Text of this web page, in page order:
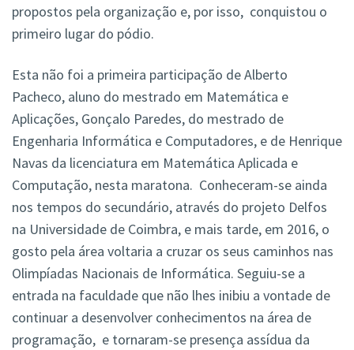
propostos pela organização e, por isso, conquistou o
primeiro lugar do pódio.
Esta não foi a primeira participação de Alberto
Pacheco, aluno do mestrado em Matemática e
Aplicações, Gonçalo Paredes, do mestrado de
Engenharia Informática e Computadores, e de Henrique
Navas da licenciatura em Matemática Aplicada e
Computação, nesta maratona. Conheceram-se ainda
nos tempos do secundário, através do projeto Delfos
na Universidade de Coimbra, e mais tarde, em 2016, o
gosto pela área voltaria a cruzar os seus caminhos nas
Olimpíadas Nacionais de Informática. Seguiu-se a
entrada na faculdade que não lhes inibiu a vontade de
continuar a desenvolver conhecimentos na área de
programação, e tornaram-se presença assídua da